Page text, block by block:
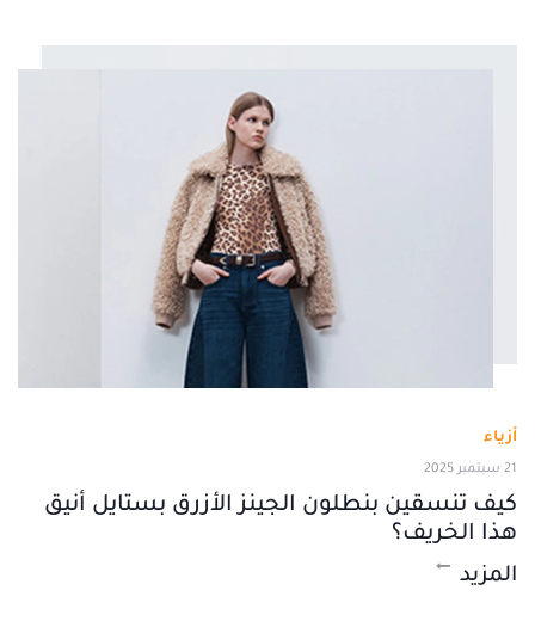
أزياء
21 سبتمبر 2025
كيف تنسقين بنطلون الجينز الأزرق بستايل أنيق
هذا الخريف؟
المزيد